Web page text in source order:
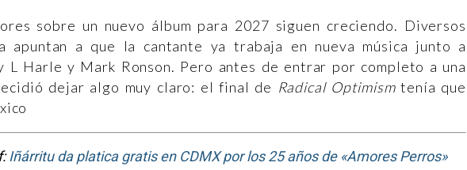
sobre un nuevo álbum para 2027 siguen creciendo. Diversos
apuntan a que la cantante ya trabaja en nueva música junto a
L Harle y Mark Ronson. Pero antes de entrar por completo a una
dejar algo muy claro: el final de Radical Optimismtenía que
Iñárritu da platica gratis en CDMX por los 25 años de «Amores Perros»